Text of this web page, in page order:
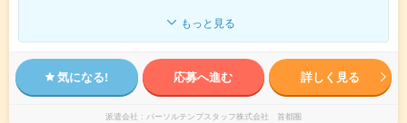
もっと見る
気になる! 応募へ進む 詳しく見る
派遣会社 パーソルテンプスタッフ株式会社 首都圏